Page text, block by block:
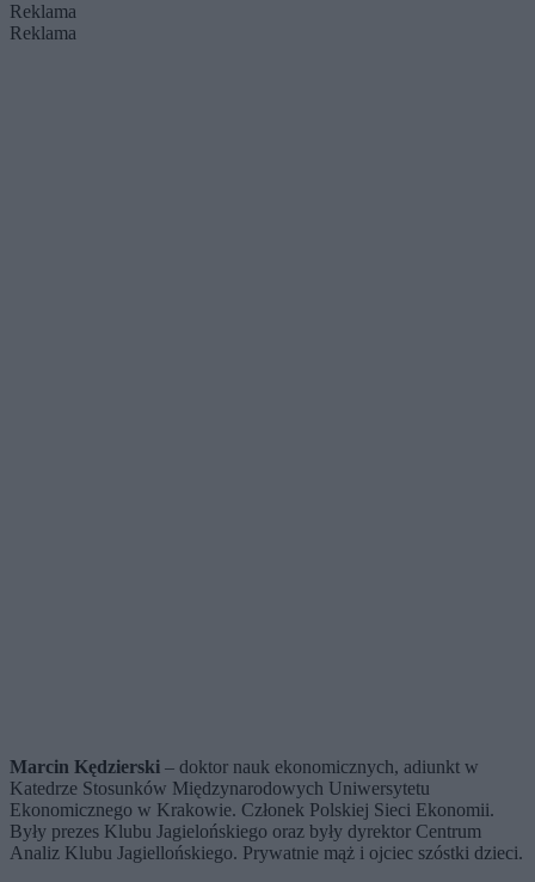
Reklama
Reklama
Marcin Kędzierski – doktor nauk ekonomicznych, adiunkt w
Katedrze Stosunków Międzynarodowych Uniwersytetu
Ekonomicznego w Krakowie. Członek Polskiej Sieci Ekonomii.
Były prezes Klubu Jagielońskiego oraz były dyrektor Centrum
Analiz Klubu Jagiellońskiego. Prywatnie mąż i ojciec szóstki dzieci.